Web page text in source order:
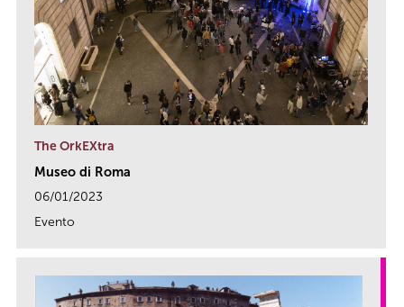
The OrkEXtra
Museo di Roma
06/01/2023
Evento